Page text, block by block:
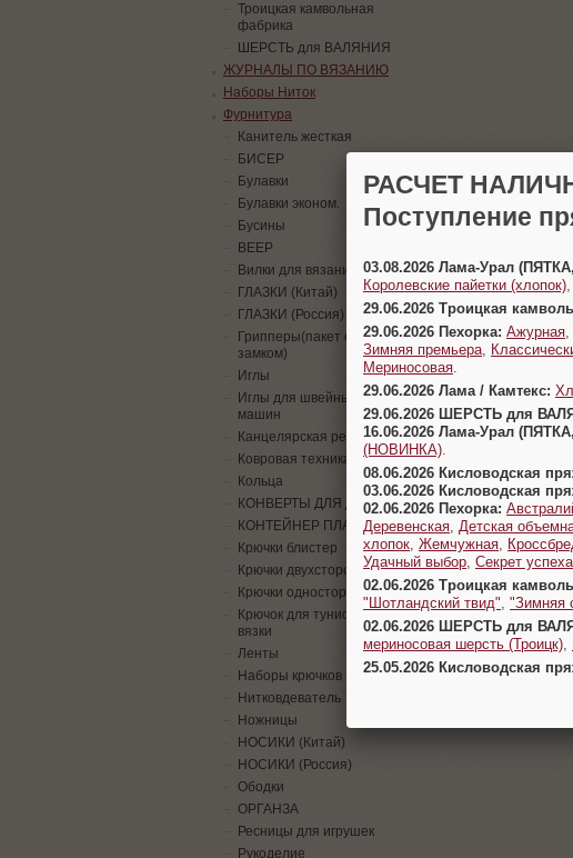
Троицкая камвольная
фабрика
ШЕРСТЬ для ВАЛЯНИЯ
ЖУРНАЛЫ ПО ВЯЗАНИЮ
Наборы Ниток
Фурнитура
Канитель жесткая
БИСЕР
Булавки
Булавки эконом.
Бусины
ВЕЕР
Вилки для вязания
ГЛАЗКИ (Китай)
ГЛАЗКИ (Россия)
Грипперы(пакет с
замком)
Иглы
Иглы для швейных
машин
Канцелярская резинка
Ковровая техника
Кольца
КОНВЕРТЫ ДЛЯ ДЕНЕГ
КОНТЕЙНЕР ПЛАСТИК
Крючки блистер
Крючки двухсторонние
Крючки односторонние
Крючок для тунисской
вязки
Ленты
Наборы крючков
Нитковдеватель
Ножницы
НОСИКИ (Китай)
НОСИКИ (Россия)
Ободки
ОРГАНЗА
Ресницы для игрушек
Рукоделие
РАСЧЕТ
Поступление
03.08.2026 Лама-Урал
Королевские пайетки (хлопок)
29.06.2026 Троицкая
29.06.2026 Пехорка: Ажурная
Зимняя премьера
Мериносовая
29.06.2026 Лама / Камтекс:
29.06.2026 ШЕРСТЬ для
16.06.2026 Лама-Урал
(НОВИНКА)
08.06.2026 Кисловодская
03.06.2026 Кисловодская
02.06.2026 Пехорка:
Деревенская Детская
хлопок Жемчужная
Удачный выбор Секрет успеха
02.06.2026 Троицкая
"Шотландский твид" "Зимняя
02.06.2026 ШЕРСТЬ для
мериносовая шерсть (Троицк)
25.05.2026 Кисловодская